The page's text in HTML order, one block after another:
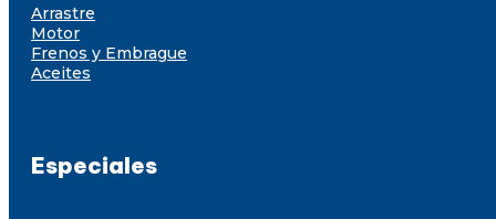
Arrastre
Motor
Frenos y Embrague
Aceites
Especiales